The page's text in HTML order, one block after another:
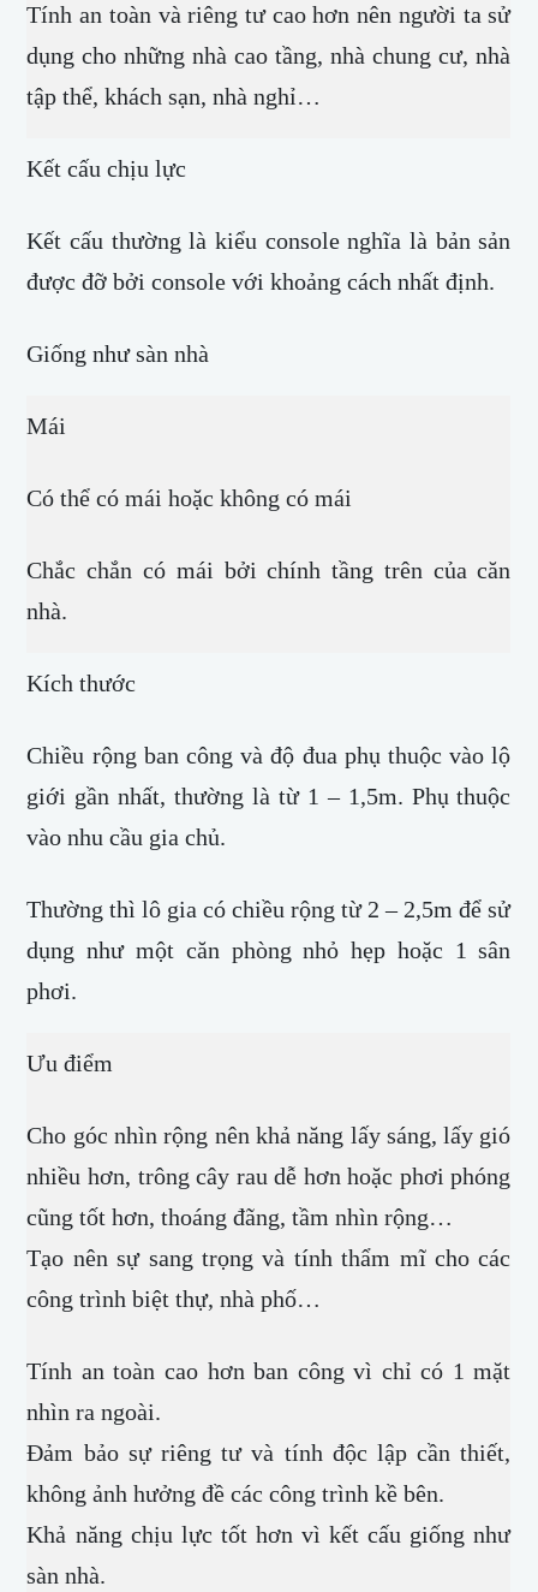
Tính an toàn và riêng tư cao hơn nên người ta sử
dụng cho những nhà cao tầng, nhà chung cư, nhà
tập thể, khách sạn, nhà nghỉ…
Kết cấu chịu lực
Kết cấu thường là kiểu console nghĩa là bản sản
được đỡ bởi console với khoảng cách nhất định.
Giống như sàn nhà
Mái
Có thể có mái hoặc không có mái
Chắc chắn có mái bởi chính tầng trên của căn
nhà.
Kích thước
Chiều rộng ban công và độ đua phụ thuộc vào lộ
giới gần nhất, thường là từ 1 – 1,5m. Phụ thuộc
vào nhu cầu gia chủ.
Thường thì lô gia có chiều rộng từ 2 – 2,5m để sử
dụng như một căn phòng nhỏ hẹp hoặc 1 sân
phơi.
Ưu điểm
Cho góc nhìn rộng nên khả năng lấy sáng, lấy gió
nhiều hơn, trông cây rau dễ hơn hoặc phơi phóng
cũng tốt hơn, thoáng đãng, tầm nhìn rộng…
Tạo nên sự sang trọng và tính thẩm mĩ cho các
công trình biệt thự, nhà phố…
Tính an toàn cao hơn ban công vì chỉ có 1 mặt
nhìn ra ngoài.
Đảm bảo sự riêng tư và tính độc lập cần thiết,
không ảnh hưởng đề các công trình kề bên.
Khả năng chịu lực tốt hơn vì kết cấu giống như
sàn nhà.